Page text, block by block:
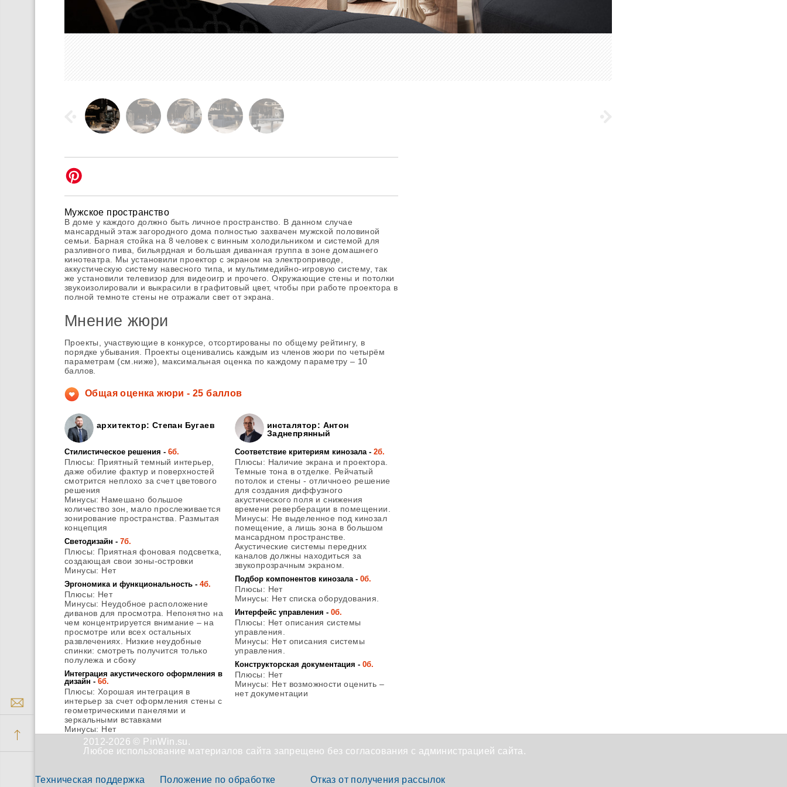
Мужское пространство
В доме у каждого должно быть личное пространство. В данном случае
мансардный этаж загородного дома полностью захвачен мужской половиной
семьи. Барная стойка на 8 человек с винным холодильником и системой для
разливного пива, бильярдная и большая диванная группа в зоне домашнего
кинотеатра. Мы установили проектор с экраном на электроприводе,
аккустическую систему навесного типа, и мультимедийно-игровую систему, так
же установили телевизор для видеоигр и прочего. Окружающие стены и потолки
звукоизолировали и выкрасили в графитовый цвет, чтобы при работе проектора в
полной темноте стены не отражали свет от экрана.
Мнение жюри
Проекты, участвующие в конкурсе, отсортированы по общему рейтингу, в
порядке убывания. Проекты оценивались каждым из членов жюри по четырём
параметрам (см.ниже), максимальная оценка по каждому параметру – 10
баллов.
Общая оценка жюри - 25 баллов
архитектор: Степан Бугаев
Стилистическое решения - 6б.
Плюсы: Приятный темный интерьер,
даже обилие фактур и поверхностей
смотрится неплохо за счет цветового
решения
Минусы: Намешано большое
количество зон, мало прослеживается
зонирование пространства. Размытая
концепция
Светодизайн - 7б.
Плюсы: Приятная фоновая подсветка,
создающая свои зоны-островки
Минусы: Нет
Эргономика и функциональность - 4б.
Плюсы: Нет
Минусы: Неудобное расположение
диванов для просмотра. Непонятно на
чем концентрируется внимание – на
просмотре или всех остальных
развлечениях. Низкие неудобные
спинки: смотреть получится только
полулежа и сбоку
Интеграция акустического оформления в
дизайн - 6б.
Плюсы: Хорошая интеграция в
интерьер за счет оформления стены с
геометрическими панелями и
зеркальными вставками
Минусы: Нет
инсталятор: Антон
Заднепрянный
Соответствие критериям кинозала - 2б.
Плюсы: Наличие экрана и проектора.
Темные тона в отделке. Рейчатый
потолок и стены - отличноео решение
для создания диффузного
акустического поля и снижения
времени реверберации в помещении.
Минусы: Не выделенное под кинозал
помещение, а лишь зона в большом
мансардном пространстве.
Акустические системы передних
каналов должны находиться за
звукопрозрачным экраном.
Подбор компонентов кинозала - 0б.
Плюсы: Нет
Минусы: Нет списка оборудования.
Интерфейс управления - 0б.
Плюсы: Нет описания системы
управления.
Минусы: Нет описания системы
управления.
Конструкторская документация - 0б.
Плюсы: Нет
Минусы: Нет возможности оценить –
нет документации
2012-2026 © PinWin.su.
Любое использование материалов сайта запрещено без согласования с администрацией сайта.
Техническая поддержка
Положение по обработке
Отказ от получения рассылок